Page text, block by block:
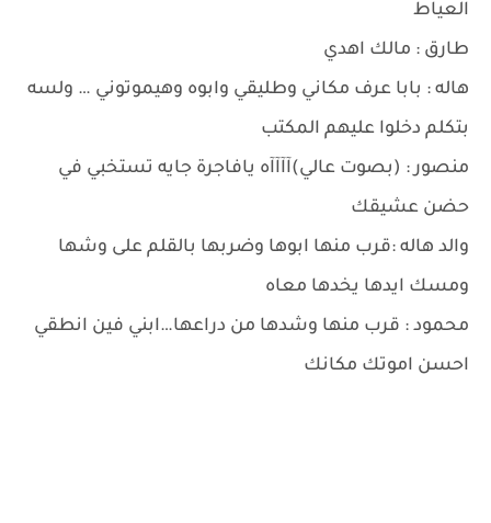
العياط
طارق : مالك اهدي
هاله : بابا عرف مكاني وطليقي وابوه وهيموتوني … ولسه
بتكلم دخلوا عليهم المكتب
منصور : (بصوت عالي)آآآآه يافاجرة جايه تستخبي في
حضن عشيقك
والد هاله :قرب منها ابوها وضربها بالقلم على وشها
ومسك ايدها يخدها معاه
محمود : قرب منها وشدها من دراعها…ابني فين انطقي
احسن اموتك مكانك